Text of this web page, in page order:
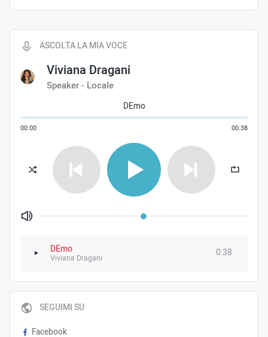
ASCOLTA LA MIA VOCE
Viviana Dragani
Speaker - Locale
DEmo
00:00 00:38
Volume
DEmo
Viviana Dragani 0:38
SEGUIMI SU
Facebook